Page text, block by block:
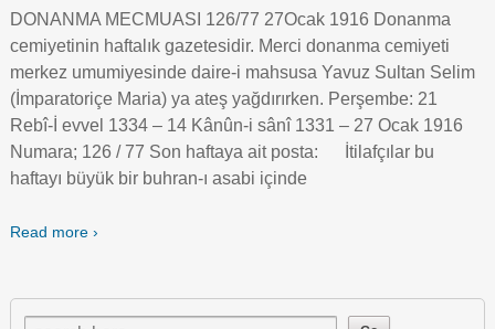
DONANMA MECMUASI 126/77 27Ocak 1916 Donanma
cemiyetinin haftalık gazetesidir. Merci donanma cemiyeti
merkez umumiyesinde daire-i mahsusa Yavuz Sultan Selim
(İmparatoriçe Maria) ya ateş yağdırırken. Perşembe: 21
Rebî-İ evvel 1334 – 14 Kânûn-i sânî 1331 – 27 Ocak 1916
Numara; 126 / 77 Son haftaya ait posta: İtilafçılar bu
haftayı büyük bir buhran-ı asabi içinde
Read more ›